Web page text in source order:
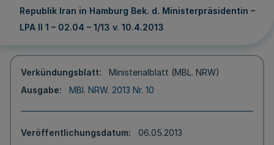
Republik Iran in Hamburg Bek. d. Ministerpräsidentin –
LPA II 1 – 02.04 – 1/13 v. 10.4.2013
Verkündungsblatt
Ministerialblatt (MBL. NRW)
Ausgabe
MBl. NRW. 2013 Nr. 10
Veröffentlichungsdatum
06.05.2013